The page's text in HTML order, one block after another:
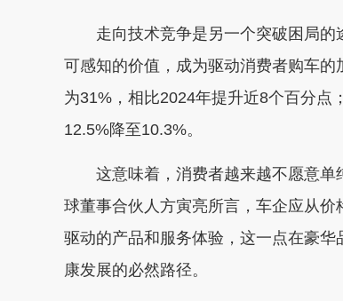
走向技术竞争是另一个突破困局的
可感知的价值，成为驱动消费者购车
为31%，相比2024年提升近8个百分点
12.5%降至10.3%。
这意味着，消费者越来越不愿意单纯
球董事合伙人方寅亮所言，车企应从
驱动的产品和服务体验，这一点在豪
康发展的必然路径。